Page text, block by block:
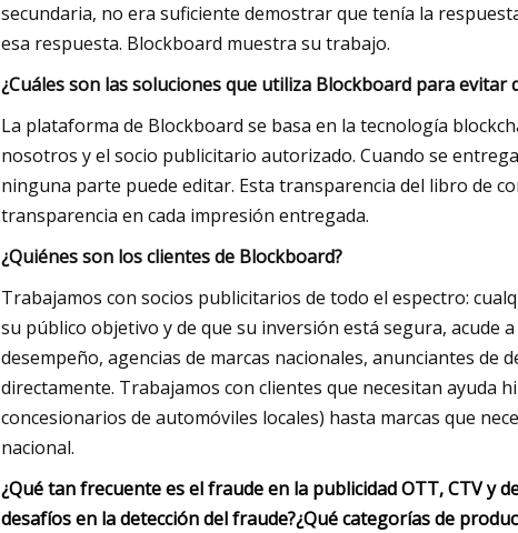
secundaria, no era suficiente demostrar que tenía la
esa respuesta. Blockboard muestra su trabajo.
¿Cuáles son las soluciones que utiliza Blockboard para
La plataforma de Blockboard se basa en la tecnología
nosotros y el socio publicitario autorizado. Cuando se
ninguna parte puede editar. Esta transparencia del libro de
transparencia en cada impresión entregada.
¿Quiénes son los clientes de Blockboard?
Trabajamos con socios publicitarios de todo el espectro:
su público objetivo y de que su inversión está segura, acude
desempeño, agencias de marcas nacionales, anunciantes de
directamente. Trabajamos con clientes que necesitan ayuda
concesionarios de automóviles locales) hasta marcas que
nacional.
¿Qué tan frecuente es el fraude en la publicidad OTT, CTV y
desafíos en la detección del fraude?¿Qué categorías de